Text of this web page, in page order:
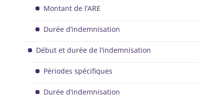
Montant de l’ARE
Durée d’indemnisation
Début et durée de l’indemnisation
Périodes spécifiques
Durée d’indemnisation